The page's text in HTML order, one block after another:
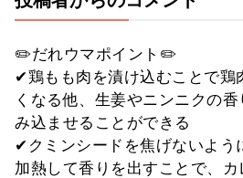
✏️だれウマポイント✏️
✔︎鶏もも肉を漬け込むことで鶏
くなる他、生姜やニンニクの
み込ませることができる
✔︎クミンシードを焦げないよう
加熱して香りを出すことで、